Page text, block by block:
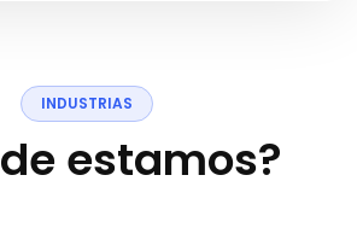
INDUSTRIAS
deestamos?